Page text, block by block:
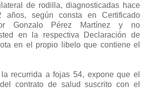
de rodilla, diagnosticadas hace
años, según consta en Certificado
Gonzalo Pérez Martínez y no
en la respectiva Declaración de
en el propio libelo que contiene el
recurrida a fojas 54, expone que el
contrato de salud suscrito con el